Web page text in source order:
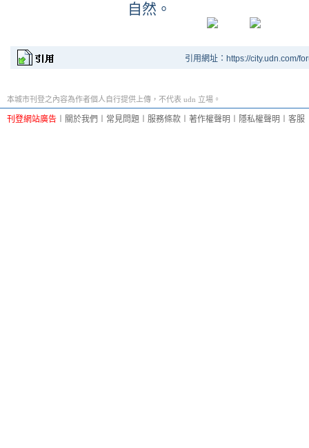
自然。
引用網址：https://city.udn.com/
本城市刊登之內容為作者個人自行提供上傳，不代表 udn 立場。
刊登網站廣告 關於我們 常見問題 服務條款 著作權聲明 隱私權聲明 客服